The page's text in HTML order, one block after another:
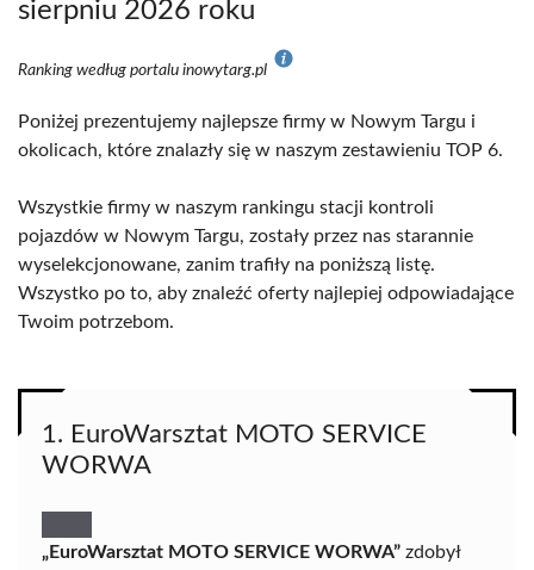
sierpniu 2026 roku
Ranking według portalu inowytarg.pl
Poniżej prezentujemy najlepsze firmy w Nowym Targu i
okolicach, które znalazły się w naszym zestawieniu TOP 6.
Wszystkie firmy w naszym rankingu stacji kontroli
pojazdów w Nowym Targu, zostały przez nas starannie
wyselekcjonowane, zanim trafiły na poniższą listę.
Wszystko po to, aby znaleźć oferty najlepiej odpowiadające
Twoim potrzebom.
1. EuroWarsztat MOTO SERVICE
WORWA
„EuroWarsztat MOTO SERVICE WORWA” zdobył